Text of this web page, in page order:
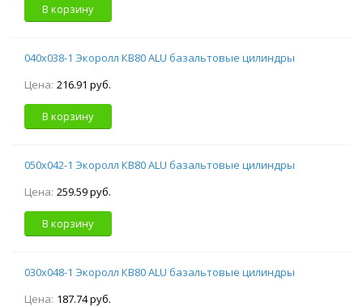
В корзину
040х038-1 Экоролл КВ80 ALU базальтовые цилиндры
Цена: 216.91 руб.
В корзину
050х042-1 Экоролл КВ80 ALU базальтовые цилиндры
Цена: 259.59 руб.
В корзину
030х048-1 Экоролл КВ80 ALU базальтовые цилиндры
Цена: 187.74 руб.